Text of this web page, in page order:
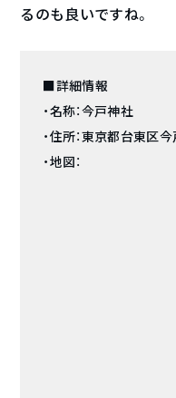
るのも良いですね。
■詳細情報
・名称：今戸神社
・住所：東京都台東区
・地図：